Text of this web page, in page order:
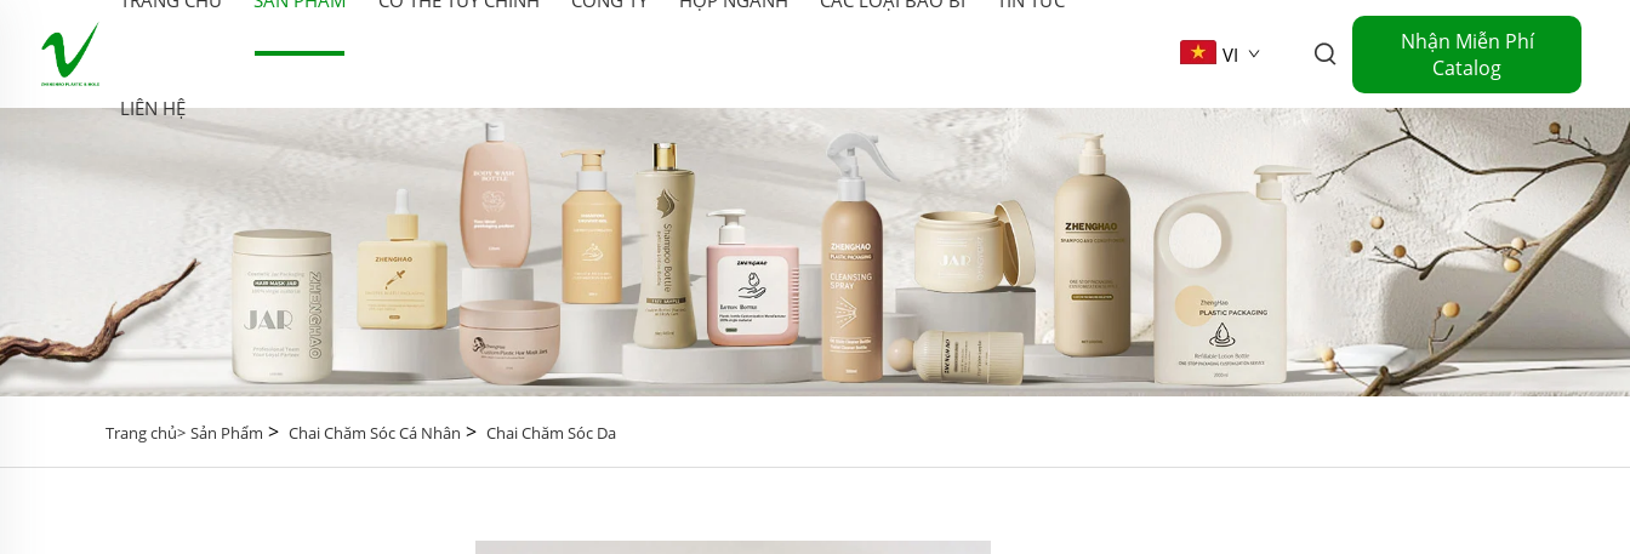
LIÊN HỆ
VI
Nhận Miễn Phí
Catalog
Trang chủ> Sản Phẩm > Chai Chăm Sóc Cá Nhân > Chai Chăm Sóc Da